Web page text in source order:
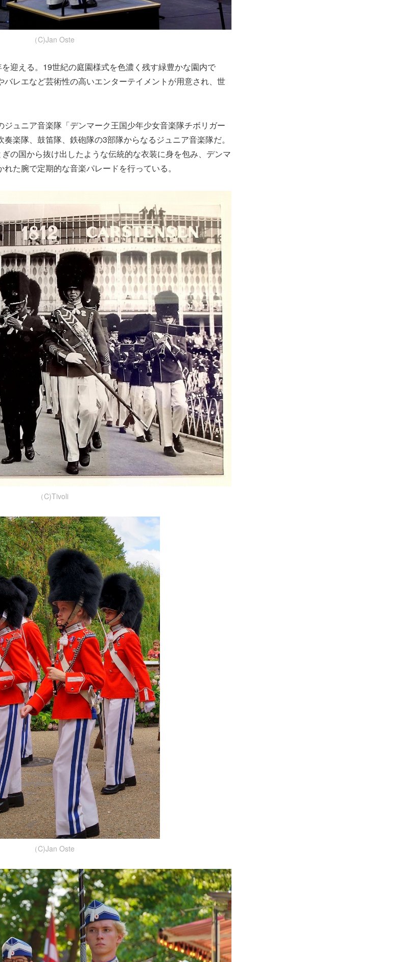
（C)Jan Oste
迎える。19世紀の庭園様式を色濃く残す緑豊かな園内で
レエなど芸術性の高いエンターテイメントが用意され、世
ュニア音楽隊「デンマーク王国少年少女音楽隊チボリガー
楽隊、鼓笛隊、鉄砲隊の3部隊からなるジュニア音楽隊だ。
の国から抜け出したような伝統的な衣装に身を包み、デンマ
た腕で定期的な音楽パレードを行っている。
（C)Tivoli
（C)Jan Oste